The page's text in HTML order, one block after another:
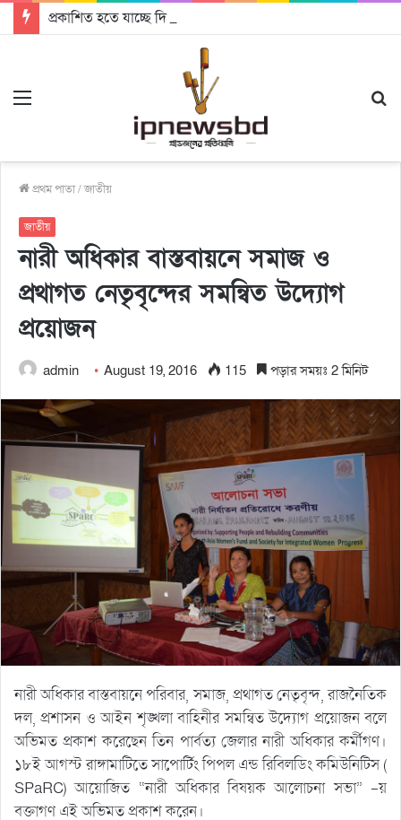
প্রকাশিত হতে যাচ্ছে দি রাবুগার নতুন গান ‘Baljanggi’
প্রথম পাতা/জাতীয়
জাতীয়
নারী অধিকার বাস্তবায়নে সমাজ ও
প্রথাগত নেতৃবৃন্দের সমন্বিত উদ্যোগ
প্রয়োজন
admin August 19, 2016 115 পড়ার সময়ঃ 2 মিনিট
নারী অধিকার বাস্তবায়নে পরিবার, সমাজ, প্রথাগত নেতৃবৃন্দ, রাজনৈতিক
দল, প্রশাসন ও আইন শৃঙ্খলা বাহিনীর সমন্বিত উদ্যোগ প্রয়োজন বলে
অভিমত প্রকাশ করেছেন তিন পার্বত্য জেলার নারী অধিকার কর্মীগণ।
১৮ই আগস্ট রাঙ্গামাটিতে সাপোর্টিং পিপল এন্ড রিবিলডিং কমিউনিটিস (
SPaRC) আয়োজিত “নারী অধিকার বিষয়ক আলোচনা সভা” -য়
বক্তাগণ এই অভিমত প্রকাশ করেন।